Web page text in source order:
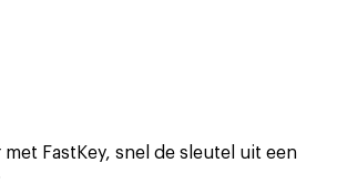
FastKey, snel de sleutel uit een